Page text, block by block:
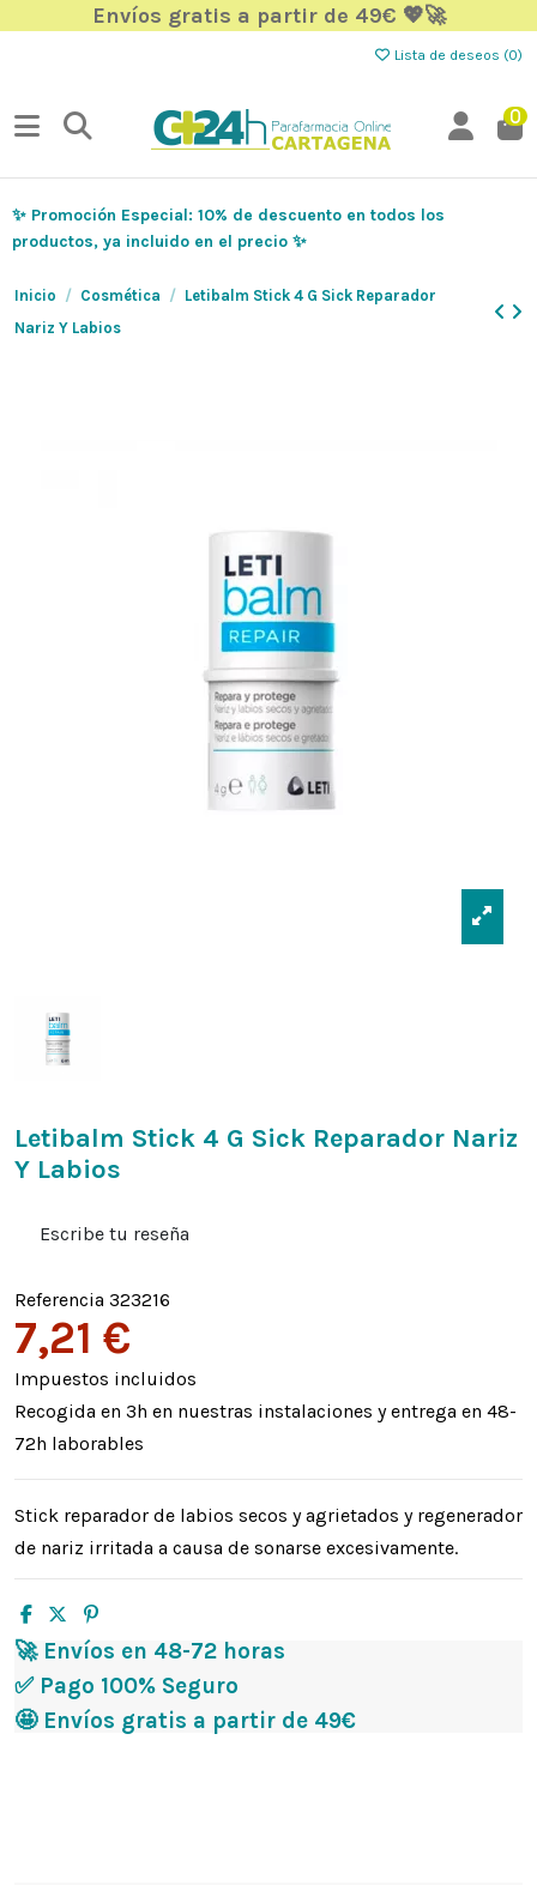
Envíos gratis a partir de 49€ 💖🚀
Lista de deseos (0)
0
✨ Promoción Especial: 10% de descuento en todos los
productos, ya incluido en el precio ✨
Inicio Cosmética
Letibalm Stick 4 G Sick Reparador
Nariz Y Labios
Letibalm Stick 4 G Sick Reparador Nariz
Y Labios
Escribe tu reseña
Referencia 323216
7,21 €
Impuestos incluidos
Recogida en 3h en nuestras instalaciones y entrega en 48-
72h laborables
Stick reparador de labios secos y agrietados y regenerador
de nariz irritada a causa de sonarse excesivamente.
🚀 Envíos en 48-72 horas
✅ Pago 100% Seguro
🤩 Envíos gratis a partir de 49€